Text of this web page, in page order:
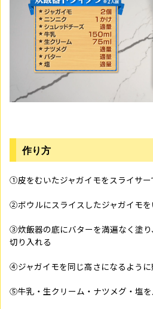
作り方
①皮をむいたジャガイモをスライサー
②ボウルにスライスしたジャガイモ
③炊飯器の底にバターを満遍なく塗り
切り入れる
④ジャガイモを同じ高さになるように
⑤牛乳・生クリーム・ナツメグ・塩を